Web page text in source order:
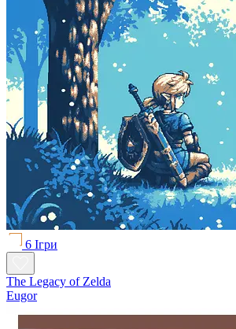
6 Ігри
The Legacy of Zelda
Eugor